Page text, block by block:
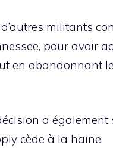
militants
pour avoir
en abandonnant
a
cède à la haine.